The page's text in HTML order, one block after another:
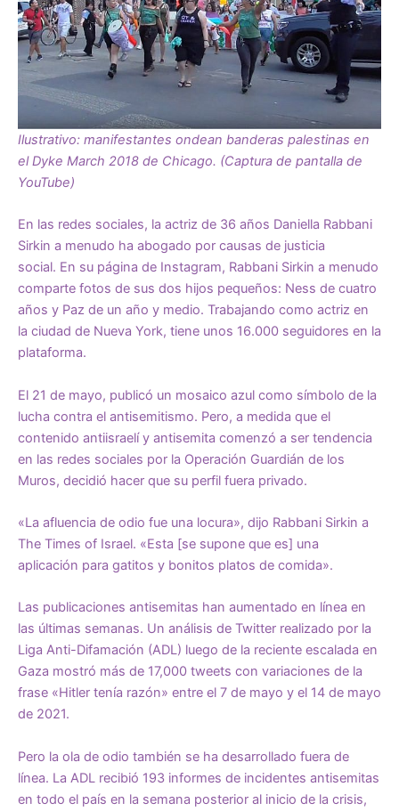
Ilustrativo: manifestantes ondean banderas palestinas en
el Dyke March 2018 de Chicago. (Captura de pantalla de
YouTube)
En las redes sociales, la actriz de 36 años Daniella Rabbani
Sirkin a menudo ha abogado por causas de justicia
social. En su página de Instagram, Rabbani Sirkin a menudo
comparte fotos de sus dos hijos pequeños: Ness de cuatro
años y Paz de un año y medio. Trabajando como actriz en
la ciudad de Nueva York, tiene unos 16.000 seguidores en la
plataforma.
El 21 de mayo, publicó un mosaico azul como símbolo de la
lucha contra el antisemitismo. Pero, a medida que el
contenido antiisraelí y antisemita comenzó a ser tendencia
en las redes sociales por la Operación Guardián de los
Muros, decidió hacer que su perfil fuera privado.
«La afluencia de odio fue una locura», dijo Rabbani Sirkin a
The Times of Israel. «Esta [se supone que es] una
aplicación para gatitos y bonitos platos de comida».
Las publicaciones antisemitas han aumentado en línea en
las últimas semanas. Un análisis de Twitter realizado por la
Liga Anti-Difamación (ADL) luego de la reciente escalada en
Gaza mostró más de 17,000 tweets con variaciones de la
frase «Hitler tenía razón» entre el 7 de mayo y el 14 de mayo
de 2021.
Pero la ola de odio también se ha desarrollado fuera de
línea. La ADL recibió 193 informes de incidentes antisemitas
en todo el país en la semana posterior al inicio de la crisis,